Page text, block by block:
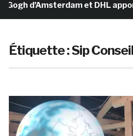
d’Amsterdam et DHL
Étiquette :Sip